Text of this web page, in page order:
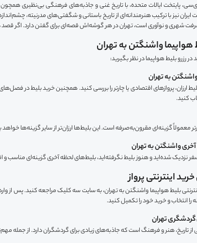
پایتخت ایالات متحده، با تاریخ غنی و جاذبه‌های فرهنگی بی‌نظیری
ایران نیز با ترکیب هنرمندانه‌ای از تاریخ باستانی و شگفتی‌های مدرنیته،
شهری و نوآوری است، تهران در هر گوشه‌اش قصه‌ای برای گفتن دارد. اگر قصد
هواپیما واشنگتن به تهران
در رزرو بلیط هواپیما در نظر بگیرید:
به تهران
ارزان، پروازهای اقتصادی یا چارتر را بررسی کنید. همچنین خرید بلیط در
کنید.
معمولاً گزینه‌ای مقرون‌به‌صرفه است. این بلیط‌ها ارزان‌تر از سایر گزینه‌ها
واشنگتن به تهران
نزدیک شده‌اید و هنوز بلیط نگرفته‌اید، بلیط‌های لحظه آخری گزینه‌ای
اینترنتی پرواز
بلیط هواپیما واشنگتن به تهران، به سایت سه کلیک مراجعه کنید. پس از
را انتخاب و خرید خود را تکمیل کنید.
تهران
از تاریخ، هنر و فرهنگ است که جاذبه‌های زیادی برای گردشگران دارد. از جمله